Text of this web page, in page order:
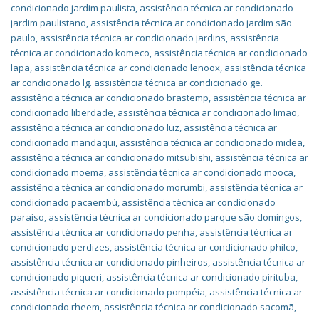
condicionado jardim paulista, assistência técnica ar condicionado
jardim paulistano, assistência técnica ar condicionado jardim são
paulo, assistência técnica ar condicionado jardins, assistência
técnica ar condicionado komeco, assistência técnica ar condicionado
lapa, assistência técnica ar condicionado lenoox, assistência técnica
ar condicionado lg. assistência técnica ar condicionado ge.
assistência técnica ar condicionado brastemp, assistência técnica ar
condicionado liberdade, assistência técnica ar condicionado limão,
assistência técnica ar condicionado luz, assistência técnica ar
condicionado mandaqui, assistência técnica ar condicionado midea,
assistência técnica ar condicionado mitsubishi, assistência técnica ar
condicionado moema, assistência técnica ar condicionado mooca,
assistência técnica ar condicionado morumbi, assistência técnica ar
condicionado pacaembú, assistência técnica ar condicionado
paraíso, assistência técnica ar condicionado parque são domingos,
assistência técnica ar condicionado penha, assistência técnica ar
condicionado perdizes, assistência técnica ar condicionado philco,
assistência técnica ar condicionado pinheiros, assistência técnica ar
condicionado piqueri, assistência técnica ar condicionado pirituba,
assistência técnica ar condicionado pompéia, assistência técnica ar
condicionado rheem, assistência técnica ar condicionado sacomã,